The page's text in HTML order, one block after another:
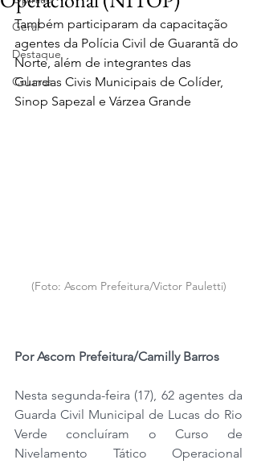
Geral
Destaque
Colunas
Também participaram da capacitação
agentes da Polícia Civil de Guarantã do
Norte, além de integrantes das
Guardas Civis Municipais de Colíder,
Sinop Sapezal e Várzea Grande
(Foto: Ascom Prefeitura/Victor Pauletti)
Por Ascom Prefeitura/Camilly Barros
Nesta segunda-feira (17), 62 agentes da
Guarda Civil Municipal de Lucas do Rio
Verde concluíram o Curso de
Nivelamento Tático Operacional